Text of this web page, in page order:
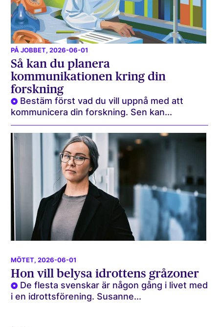
PÅ JOBBET, 2026-06-01
Så kan du planera
kommunikationen kring din
forskning
Bestäm först vad du vill uppnå med att
kommunicera din forskning. Sen kan...
MÖTET, 2026-06-01
Hon vill belysa idrottens gråzoner
De flesta svenskar är någon gång i livet med
i en idrottsförening. Susanne...